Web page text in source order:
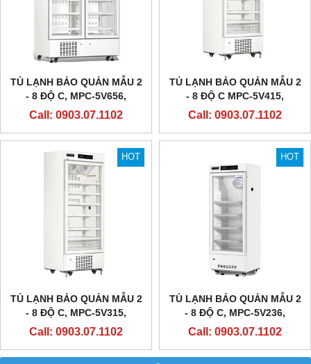
TỦ LẠNH BẢO QUẢN MẪU 2
- 8 ĐỘ C, MPC-5V656,
METHER BIOMEDICAL
Call: 0903.07.1102
TỦ LẠNH BẢO QUẢN MẪU 2
- 8 ĐỘ C MPC-5V415,
METHER BIOMEDICAL
Call: 0903.07.1102
HOT
TỦ LẠNH BẢO QUẢN MẪU 2
- 8 ĐỘ C, MPC-5V315,
METHER BIOMEDICAL
Call: 0903.07.1102
HOT
TỦ LẠNH BẢO QUẢN MẪU 2
- 8 ĐỘ C, MPC-5V236,
METHER BIOMEDICAL
Call: 0903.07.1102